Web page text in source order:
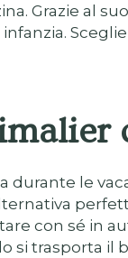
Grazie al
le
con sé in
si trasporta